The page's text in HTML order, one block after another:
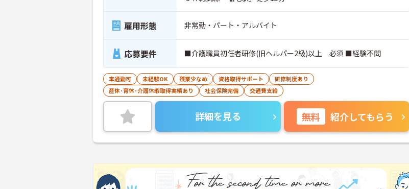
雇用形態 非常勤・パート・アルバイト
応募要件 ■介護職員初任者研修(旧ヘルパー2級)以上 必須 ■経験不問
車通勤可 未経験OK 残業少なめ 資格取得サポート
研修制度あり
産休･育休･介護休暇取得実績あり
社会保険完備 交通費支給
詳細を見る 無料 紹介してもらう